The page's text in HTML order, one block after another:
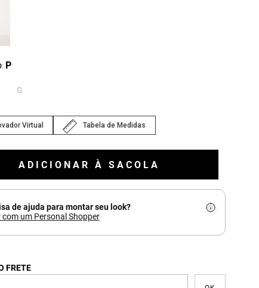
: P
G
Virtual Tabela de Medidas
ADICIONAR À SACOLA
de ajuda para montar seu look?
com um Personal Shopper
FRETE